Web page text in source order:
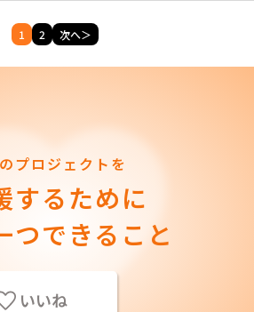
1 2 次へ＞
プロジェクトを
するために
つできること
いいね